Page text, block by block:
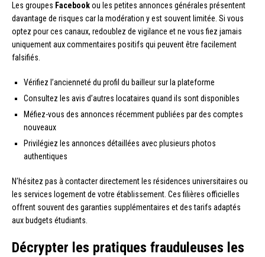
Les groupes Facebookou les petites annonces générales présentent
davantage de risques car la modération y est souvent limitée. Si vous
optez pour ces canaux, redoublez de vigilance et ne vous fiez jamais
uniquement aux commentaires positifs qui peuvent être facilement
falsifiés.
Vérifiez l’ancienneté du profil du bailleur sur la plateforme
Consultez les avis d’autres locataires quand ils sont disponibles
Méfiez-vous des annonces récemment publiées par des comptes
nouveaux
Privilégiez les annonces détaillées avec plusieurs photos
authentiques
N’hésitez pas à contacter directement les résidences universitaires ou
les services logement de votre établissement. Ces filières officielles
offrent souvent des garanties supplémentaires et des tarifs adaptés
aux budgets étudiants.
Décrypter les pratiques frauduleuses les